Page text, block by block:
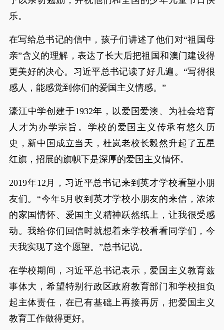
乐。
在写给总书记的信中，孩子们讲述了他们对“祖国母
亲”含义的理解，表达了长大后把祖国和澳门建设得
更美好的决心。习近平总书记读了好几遍。“写得很
感人，能感觉到你们的爱国主义情感。”
濠江中学创建于1932年，以爱国爱澳、为社会培育
人才为办学宗旨。学校的爱国主义传承有悠久历
史，新中国成立当天，杜岚老校长毅然升起了五星
红旗，招展的旗帜下是深厚的爱国主义情怀。
2019年12月，习近平总书记来到英才学校看望小朋
友们。“今年5月收到英才学校小朋友的来信，浓浓
的家国情怀、爱国主义精神跃然纸上，让我很受感
动。我给你们回信时就想着来学校看看同学们，今
天我实现了这个愿望。”总书记说。
在学校期间，习近平总书记表示，爱国主义教育兹
事体大，希望特别行政区政府教育部门和学校担负
起主体责任，在已有基础上再接再厉，把爱国主义
教育工作做得更好。